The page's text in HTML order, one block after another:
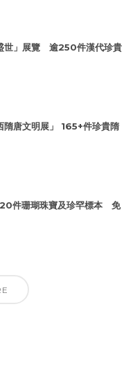
世」展覽 逾250件漢代珍貴
唐文明展」 165+件珍貴隋
件珊瑚珠寶及珍罕標本 免